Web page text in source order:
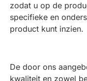
zodat u op de
specifieke en
product kunt inzien.
De door ons
kwaliteit en zowel